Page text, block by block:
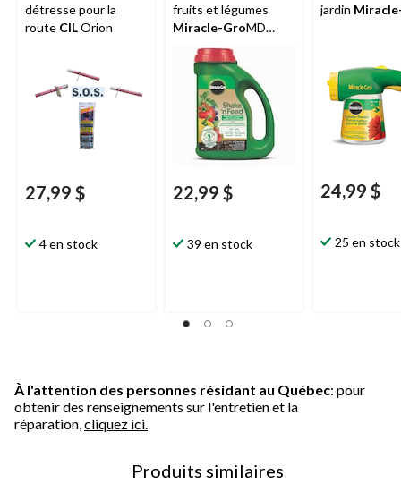
détresse pour la
route CILOrion
27,99 $
4 en stock
fruits et légumes
Miracle-GroMD
Shake ’n Feed, 2 kg
22,99 $
39 en stock
jardin
24,99 $
25 en stock
À l'attention des personnes résidant au Québec: pour
obtenir des renseignements sur l'entretien et la
réparation,cliquez ici.
Produits similaires